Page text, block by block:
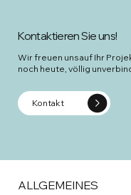
Kontaktieren Sie uns!
Wir freuen uns auf Ihr
noch heute, völlig
Kontakt
ALLGEMEINES